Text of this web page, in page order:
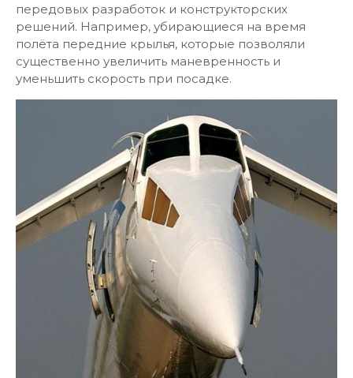
передовых разработок и конструкторских
решений. Например, убирающиеся на время
полёта передние крылья, которые позволяли
существенно увеличить маневренность и
уменьшить скорость при посадке.